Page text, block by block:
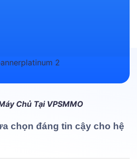
2
Chủ Tại VPSMMO
chọn đáng tin cậy cho hệ